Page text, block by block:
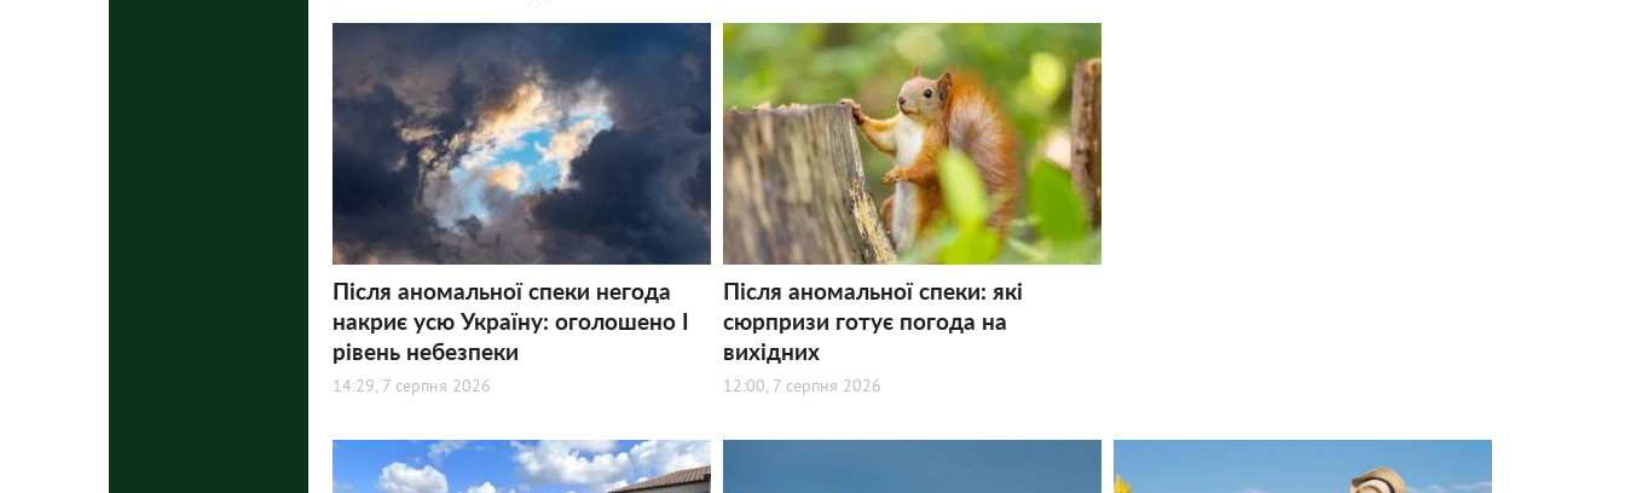
Після аномальної спеки негода
накриє усю Україну: оголошено І
рівень небезпеки
14:29, 7 серпня 2026
Після аномальної спеки: які
сюрпризи готує погода на
вихідних
12:00, 7 серпня 2026